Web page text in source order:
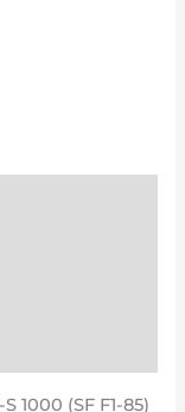
1000 (SF F1-85)